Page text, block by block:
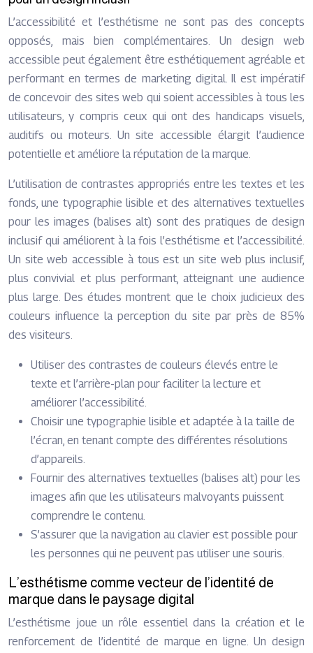
L’accessibilité et l’esthétisme ne sont pas des concepts
opposés, mais bien complémentaires. Un design web
accessible peut également être esthétiquement agréable et
performant en termes de marketing digital. Il est impératif
de concevoir des sites web qui soient accessibles à tous les
utilisateurs, y compris ceux qui ont des handicaps visuels,
auditifs ou moteurs. Un site accessible élargit l’audience
potentielle et améliore la réputation de la marque.
L’utilisation de contrastes appropriés entre les textes et les
fonds, une typographie lisible et des alternatives textuelles
pour les images (balises alt) sont des pratiques de design
inclusif qui améliorent à la fois l’esthétisme et l’accessibilité.
Un site web accessible à tous est un site web plus inclusif,
plus convivial et plus performant, atteignant une audience
plus large. Des études montrent que le choix judicieux des
couleurs influence la perception du site par près de 85%
des visiteurs.
Utiliser des contrastes de couleurs élevés entre le
texte et l’arrière-plan pour faciliter la lecture et
améliorer l’accessibilité.
Choisir une typographie lisible et adaptée à la taille de
l’écran, en tenant compte des différentes résolutions
d’appareils.
Fournir des alternatives textuelles (balises alt) pour les
images afin que les utilisateurs malvoyants puissent
comprendre le contenu.
S’assurer que la navigation au clavier est possible pour
les personnes qui ne peuvent pas utiliser une souris.
L’esthétisme comme vecteur de l’identité de
marque dans le paysage digital
L’esthétisme joue un rôle essentiel dans la création et le
renforcement de l’identité de marque en ligne. Un design